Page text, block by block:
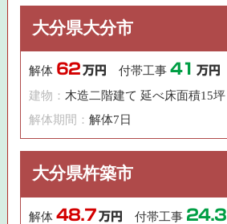
大分県大分市
解体 62 万円 付帯工事41 万円
建物：木造二階建て 延べ床面積15坪
解体期間：解体7日
大分県杵築市
解体48.7 万円 付帯工事 24.3